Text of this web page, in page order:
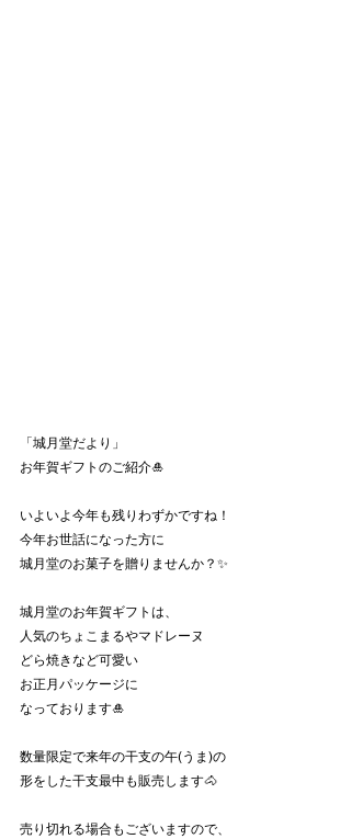
「城月堂だより」
お年賀ギフトのご紹介🎍
いよいよ今年も残りわずかですね！
今年お世話になった方に
城月堂のお菓子を贈りませんか？✨
城月堂のお年賀ギフトは、
人気のちょこまるやマドレーヌ
どら焼きなど可愛い
お正月パッケージに
なっております🎍
数量限定で来年の干支の午(うま)の
形をした干支最中も販売します🐴
売り切れる場合もございますので、